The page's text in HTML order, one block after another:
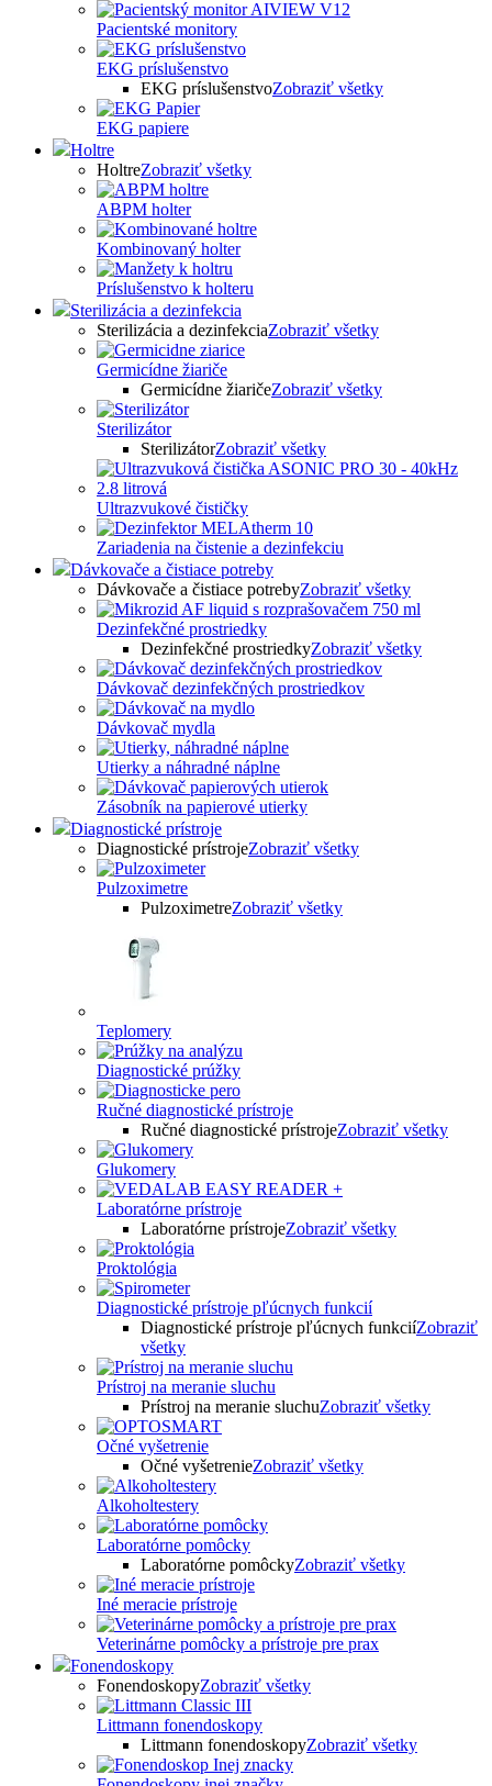
Pacientské monitory
EKG príslušenstvo
EKG príslušenstvoZobraziť všetky
EKG papiere
Holtre
HoltreZobraziť všetky
ABPM holter
Kombinovaný holter
Príslušenstvo k holteru
Sterilizácia a dezinfekcia
Sterilizácia a dezinfekciaZobraziť všetky
Germicídne žiariče
Germicídne žiaričeZobraziť všetky
Sterilizátor
SterilizátorZobraziť všetky
Ultrazvukové čističky
Zariadenia na čistenie a dezinfekciu
Dávkovače a čistiace potreby
Dávkovače a čistiace potrebyZobraziť všetky
Dezinfekčné prostriedky
Dezinfekčné prostriedkyZobraziť všetky
Dávkovač dezinfekčných prostriedkov
Dávkovač mydla
Utierky a náhradné náplne
Zásobník na papierové utierky
Diagnostické prístroje
Diagnostické prístrojeZobraziť všetky
Pulzoximetre
PulzoximetreZobraziť všetky
Teplomery
Diagnostické prúžky
Ručné diagnostické prístroje
Ručné diagnostické prístrojeZobraziť všetky
Glukomery
Laboratórne prístroje
Laboratórne prístrojeZobraziť všetky
Proktológia
Diagnostické prístroje pľúcnych funkcií
Diagnostické prístroje pľúcnych funkciíZobraziť
všetky
Prístroj na meranie sluchu
Prístroj na meranie sluchuZobraziť všetky
Očné vyšetrenie
Očné vyšetrenieZobraziť všetky
Alkoholtestery
Laboratórne pomôcky
Laboratórne pomôckyZobraziť všetky
Iné meracie prístroje
Veterinárne pomôcky a prístroje pre prax
Fonendoskopy
FonendoskopyZobraziť všetky
Littmann fonendoskopy
Littmann fonendoskopyZobraziť všetky